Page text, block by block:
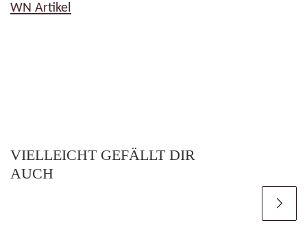
WN Artikel
VIELLEICHT GEFÄLLT DIR
AUCH